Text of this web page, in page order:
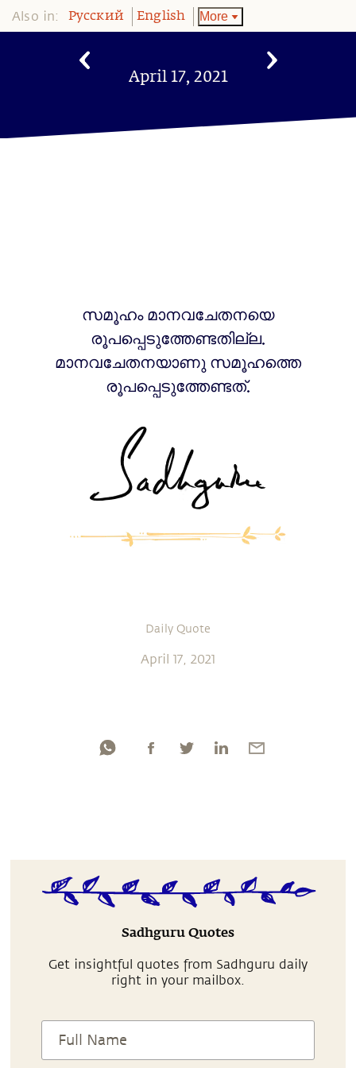
Also in: Pусский English More
April 17, 2021
സമൂഹം മാനവചേതനയെ
രൂപപ്പെടുത്തേണ്ടതില്ല.
മാനവചേതനയാണു സമൂഹത്തെ
രൂപപ്പെടുത്തേണ്ടത്.
Daily Quote
April 17, 2021
Sadhguru Quotes
Get insightful quotes from Sadhguru daily
right in your mailbox.